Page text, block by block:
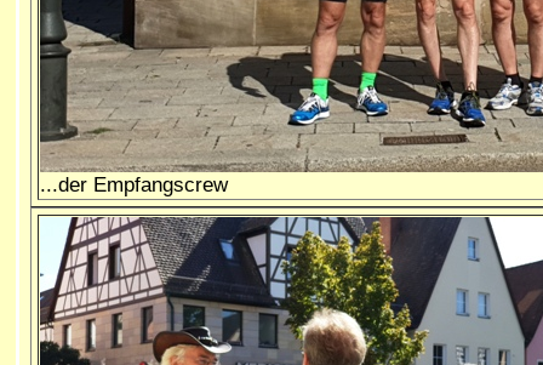
...der Empfangscrew